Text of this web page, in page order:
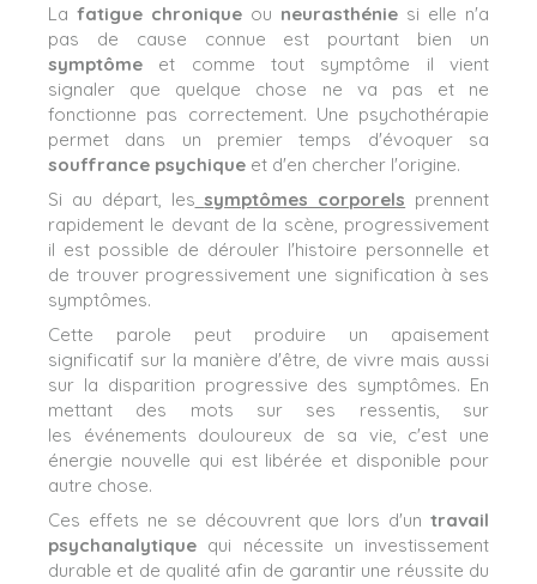
La fatigue chronique ou neurasthénie si elle n'a
pas de cause connue est pourtant bien un
symptôme et comme tout symptôme il vient
signaler que quelque chose ne va pas et ne
fonctionne pas correctement. Une psychothérapie
permet dans un premier temps d'évoquer sa
souffrance psychique et d'en chercher l'origine.
Si au départ, les symptômes corporels prennent
rapidement le devant de la scène, progressivement
il est possible de dérouler l'histoire personnelle et
de trouver progressivement une signification à ses
symptômes.
Cette parole peut produire un apaisement
significatif sur la manière d'être, de vivre mais aussi
sur la disparition progressive des symptômes. En
mettant des mots sur ses ressentis, sur
les événements douloureux de sa vie, c'est une
énergie nouvelle qui est libérée et disponible pour
autre chose.
Ces effets ne se découvrent que lors d'un travail
psychanalytique qui nécessite un investissement
durable et de qualité afin de garantir une réussite du